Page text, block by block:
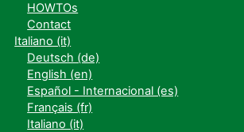
HOWTOs
Contact
Italiano ‎(it)‎
Deutsch ‎(de)‎
English ‎(en)‎
Español - Internacional ‎(es)‎
Français ‎(fr)‎
Italiano ‎(it)‎